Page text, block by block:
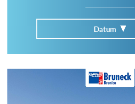
Datum
Im Tourenarchiv suchen